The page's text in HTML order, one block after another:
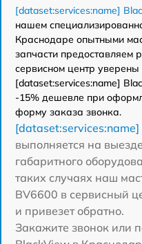
[dataset:services:name]
нашем
Краснодаре опытными
запчасти
сервисном центр
[dataset:services:name]
-15% дешевле при
форму заказа звонка.
выполняется на
габаритного
таких случаях наш
BV6600 в сервисный
и привезет обратно.
Закажите звонок или